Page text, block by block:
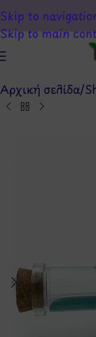
Skip to
Skip to main
Αρχική σελίδα/